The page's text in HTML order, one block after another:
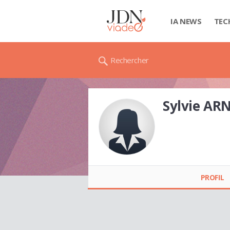
IA NEWS
Rechercher
Sylvie
PROFIL